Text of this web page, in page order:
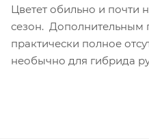
Цветет обильно и почти
сезон. Дополнительным
практически полное
необычно для гибрида